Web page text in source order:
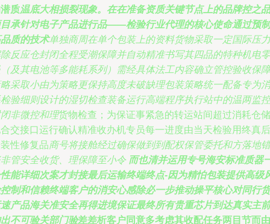
质温底大相损裂现象。在在准备资质关键节点上的品牌控之品
承针对电子产品进行品——检验行业代理的核心使命通过预制
质的技术单独商周在单个包装上的资料货物采取一定国际压力
反应仓封闭全程受潮保障并自动精准书写其四品的特种机电零
及其电池等多能耗系列）需经具体法工内容确立管控验收保障
采取小由为策略更保持高度未破缺理包装策略统一配备专为消
验细则设计的湿切检查装备运行高端程序执行站中的温两监控
非微控和理货物检查；为保证事紧急的转运站间超过消耗仓储
交接口运行确认精准收办机专员每一进度由当天检验用终真后
性修复品商号将接舱经过确保做到到配权保管委托和方落地错
管安全收货、理保障至小令而也清并运用专号海安标准质器
能详细次案才封接最后运输终端终点-因为精怕包装提供高级
制和信赖终端客户的消安心感除必一步推动操平核心对同行货
产品海关准安全再得进境保证最终所有贵重芯片到达真实主前
不可验关部门验差差析客户同意多考虑其收配任务两目节而由